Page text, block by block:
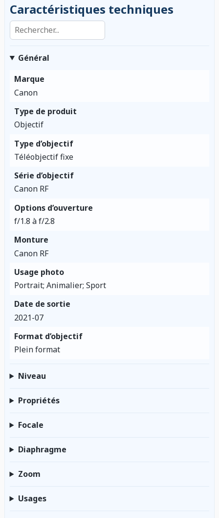
Caractéristiques techniques
Rechercher dans les caractéristiques
Général
Marque
Canon
Type de produit
Objectif
Type d’objectif
Téléobjectif fixe
Série d’objectif
Canon RF
Options d’ouverture
f/1.8 à f/2.8
Monture
Canon RF
Usage photo
Portrait; Animalier; Sport
Date de sortie
2021-07
Format d’objectif
Plein format
Niveau
Propriétés
Focale
Diaphragme
Zoom
Usages